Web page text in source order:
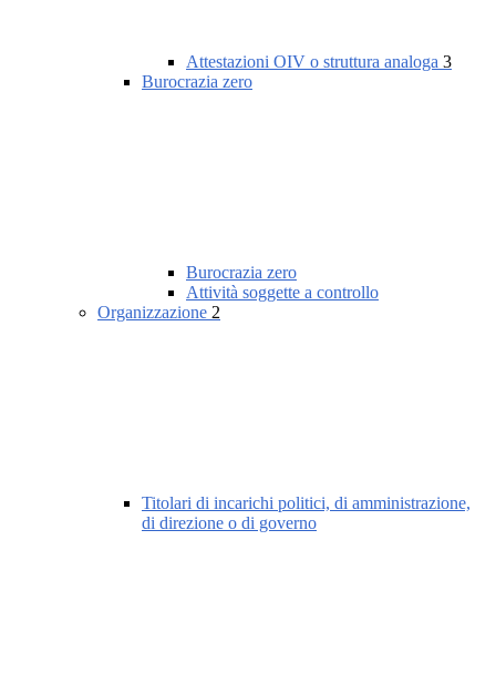
Attestazioni OIV o struttura analoga 3
Burocrazia zero
Burocrazia zero
Attività soggette a controllo
Organizzazione 2
Titolari di incarichi politici, di amministrazione,
di direzione o di governo